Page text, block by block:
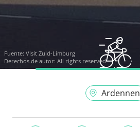
Fuente: Visit Zuid-Limburg
Derechos de autor: All rights reserved
Ardennen